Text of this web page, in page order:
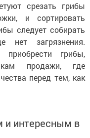
срезать грибы
и сортировать
следует собирать
нет загрязнения.
грибы,
продажи, где
перед тем, как
интересным в